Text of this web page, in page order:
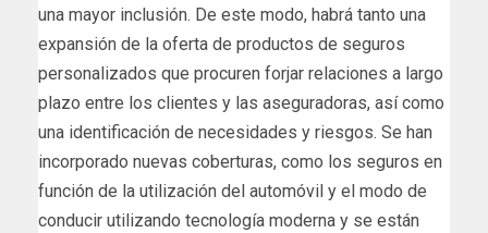
una mayor inclusión. De este modo, habrá tanto una
expansión de la oferta de productos de seguros
personalizados que procuren forjar relaciones a largo
plazo entre los clientes y las aseguradoras, así como
una identificación de necesidades y riesgos. Se han
incorporado nuevas coberturas, como los seguros en
función de la utilización del automóvil y el modo de
conducir utilizando tecnología moderna y se están